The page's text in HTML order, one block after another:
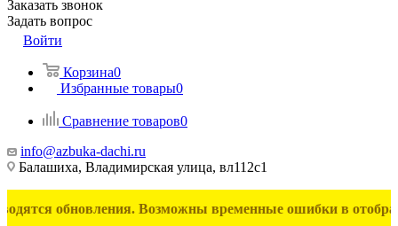
Заказать звонок
Задать вопрос
Войти
Корзина0
Избранные товары0
Сравнение товаров0
info@azbuka-dachi.ru
Балашиха, Владимирская улица, вл112с1
Возможны временные ошибки в отображении